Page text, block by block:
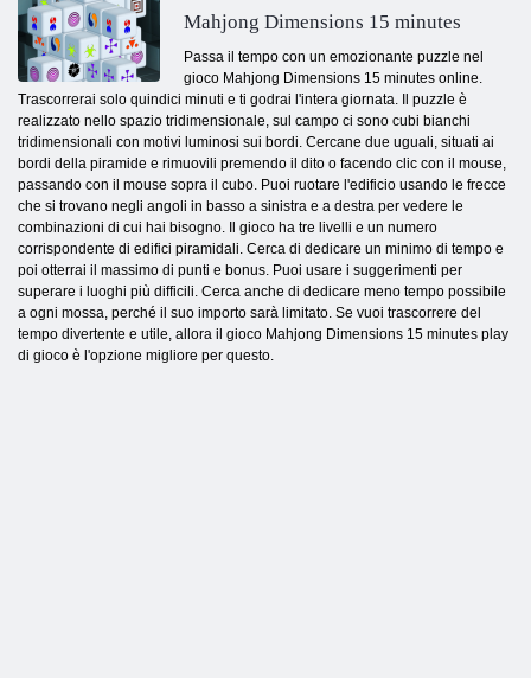
Mahjong Dimensions 15 minutes
Passa il tempo con un emozionante puzzle nel
gioco Mahjong Dimensions 15 minutes online.
Trascorrerai solo quindici minuti e ti godrai l'intera giornata. Il puzzle è
realizzato nello spazio tridimensionale, sul campo ci sono cubi bianchi
tridimensionali con motivi luminosi sui bordi. Cercane due uguali, situati ai
bordi della piramide e rimuovili premendo il dito o facendo clic con il mouse,
passando con il mouse sopra il cubo. Puoi ruotare l'edificio usando le frecce
che si trovano negli angoli in basso a sinistra e a destra per vedere le
combinazioni di cui hai bisogno. Il gioco ha tre livelli e un numero
corrispondente di edifici piramidali. Cerca di dedicare un minimo di tempo e
poi otterrai il massimo di punti e bonus. Puoi usare i suggerimenti per
superare i luoghi più difficili. Cerca anche di dedicare meno tempo possibile
a ogni mossa, perché il suo importo sarà limitato. Se vuoi trascorrere del
tempo divertente e utile, allora il gioco Mahjong Dimensions 15 minutes play
di gioco è l'opzione migliore per questo.